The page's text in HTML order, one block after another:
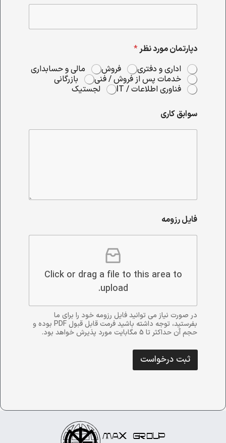
دپارتمان مورد نظر*
اداری و دفتری
فروش
مالی و حسابداری
خدمات پس از فروش / فنی
بازرگانی
فناوری اطلاعات / IT
لجستیک
سوابق کاری
فایل رزومه
Click or drag a file to this area to
upload.
در صورت نیاز می توانید فایل رزومه خود را برای ما
بفرستید، توجه داشته باشید فرمت قابل قبول PDF بوده و
حجم آن حداکثر تا 5 مگابایت مورد پذیرش خواهد بود.
ثبت درخواست